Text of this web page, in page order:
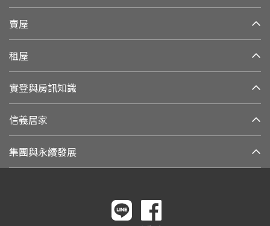
賣屋
租屋
實登與房訊知識
信義居家
集團與永續發展